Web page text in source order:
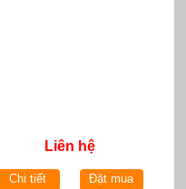
Liên hệ
Chi tiết Đặt mua